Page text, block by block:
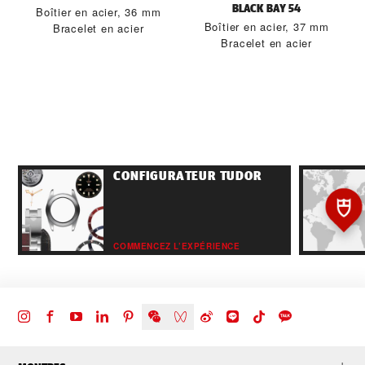
Boîtier en acier, 36 mm
Bracelet en acier
BLACK BAY 54
Boîtier en acier, 37 mm
Bracelet en acier
CONFIGURATEUR TUDOR
COMMENCEZ L’EXPÉRIENCE